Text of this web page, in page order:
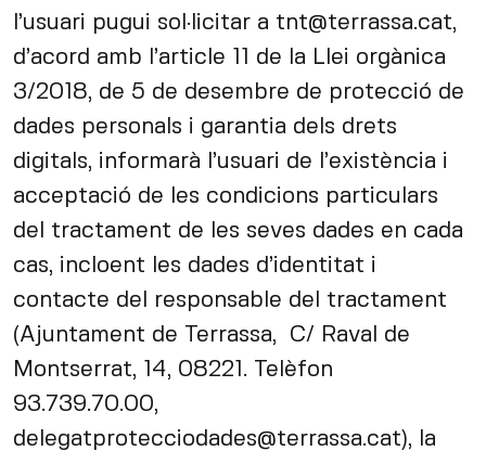
l’usuari pugui sol·licitar a tnt@terrassa.cat,
d’acord amb l’article 11 de la Llei orgànica
3/2018, de 5 de desembre de protecció de
dades personals i garantia dels drets
digitals, informarà l’usuari de l’existència i
acceptació de les condicions particulars
del tractament de les seves dades en cada
cas, incloent les dades d’identitat i
contacte del responsable del tractament
(Ajuntament de Terrassa, C/ Raval de
Montserrat, 14, 08221. Telèfon
93.739.70.00,
delegatprotecciodades@terrassa.cat), la